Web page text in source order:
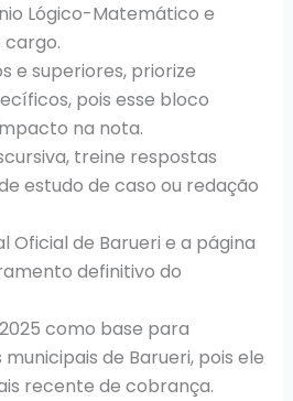
Lógico-Matemático e
cargo.
e superiores, priorize
pois esse bloco
na nota.
treine respostas
estudo de caso ou redação
Oficial de Barueri e a página
definitivo do
como base para
de Barueri, pois ele
recente de cobrança.